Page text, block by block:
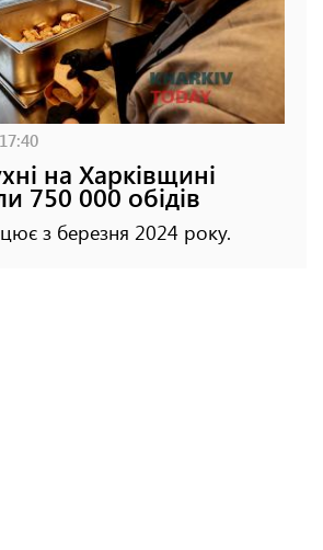
на Харківщині
750 000 обідів
з березня 2024 року.